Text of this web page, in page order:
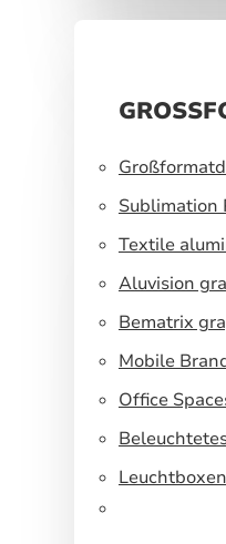
Sublimation
Textile
Aluvision
Bematrix
Mobile
Office